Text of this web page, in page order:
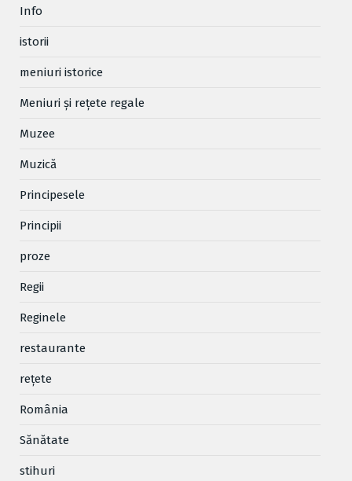
Info
istorii
meniuri istorice
Meniuri și rețete regale
Muzee
Muzică
Principesele
Principii
proze
Regii
Reginele
restaurante
reţete
România
Sănătate
stihuri